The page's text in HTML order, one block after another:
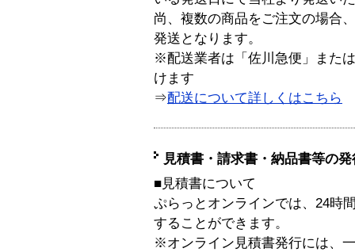
尚、複数の商品をご注文の場合
発送となります。
※配送業者は「佐川急便」また
けます
⇒配送について詳しくはこちら
見積書・請求書・納品書等の
■見積書について
ぷらっとオンラインでは、24時
することができます。
※オンライン見積書発行には、